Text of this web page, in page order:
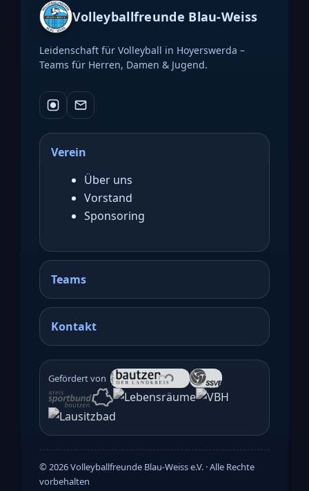
Volleyballfreunde Blau-Weiss
Leidenschaft für Volleyball in Hoyerswerda –
Teams für Herren, Damen & Jugend.
Verein
Über uns
Vorstand
Sponsoring
Teams
Kontakt
Gefördert von
©2026Volleyballfreunde Blau-Weiss e.V. · Alle Rechte
vorbehalten